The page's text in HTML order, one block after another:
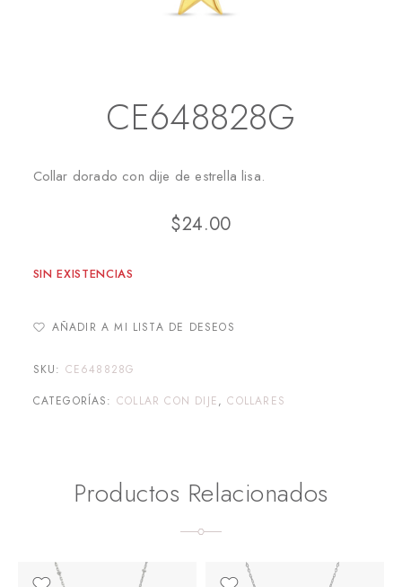
CE648828G
Collar dorado con dije de estrella lisa.
$24.00
SIN EXISTENCIAS
AÑADIR A MI LISTA DE DESEOS
SKU: CE648828G
CATEGORÍAS: COLLAR CON DIJE,COLLARES
Productos Relacionados